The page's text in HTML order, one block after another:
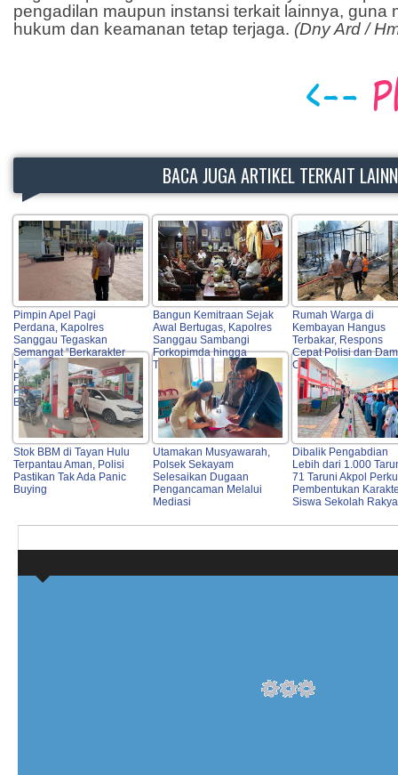
pengadilan maupun instansi terkait lainnya, guna
hukum dan keamanan tetap terjaga. (Dny Ard /
BACA JUGA ARTIKEL TERKAIT
Pimpin Apel Pagi
Perdana, Kapolres
Sanggau Tegaskan
Semangat “Berkarakter
HEBAT” serta Dorong
Profesionalisme dan
Pelayanan Publik
Berkualitas
Bangun Kemitraan Sejak
Awal Bertugas, Kapolres
Sanggau Sambangi
Forkopimda hingga
Tokoh Adat
Rumah Warga di
Kembayan Hangus
Terbakar, Respons
Cepat Polisi dan
Cegah Api Meluas
Stok BBM di Tayan Hulu
Terpantau Aman, Polisi
Pastikan Tak Ada Panic
Buying
Utamakan Musyawarah,
Polsek Sekayam
Selesaikan Dugaan
Pengancaman Melalui
Mediasi
Dibalik Pengabdian
Lebih dari 1.000
71 Taruni Akpol
Pembentukan
Siswa Sekolah